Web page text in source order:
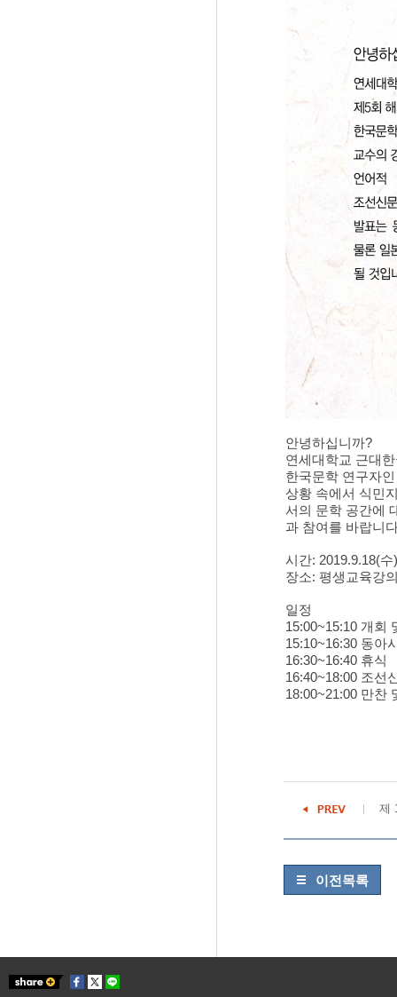
안녕하십니까?
연세대학교 근대
한국문학 연구자
상황 속에서 식민
서의 문학 공간에
과 참여를 바랍니
시간: 2019.9.18(
장소: 평생교육강
일정
15:00~15:10 개회
15:10~16:30 동아
16:30~16:40 휴식
16:40~18:00 조선
18:00~21:00 만찬
제
이전목록